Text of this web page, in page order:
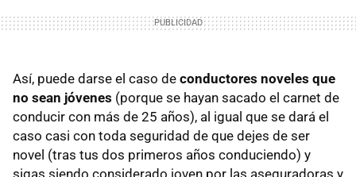
Así, puede darse el caso de conductores noveles que
no sean jóvenes (porque se hayan sacado el carnet de
conducir con más de 25 años), al igual que se dará el
caso casi con toda seguridad de que dejes de ser
novel (tras tus dos primeros años conduciendo) y
sigas siendo considerado joven por las aseguradoras y